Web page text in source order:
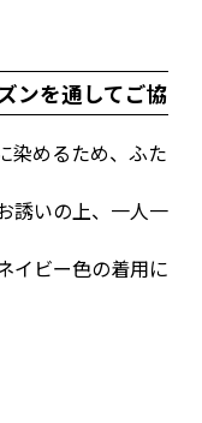
ンを通してご協
染めるため、ふた
誘いの上、一人一
イビー色の着用に